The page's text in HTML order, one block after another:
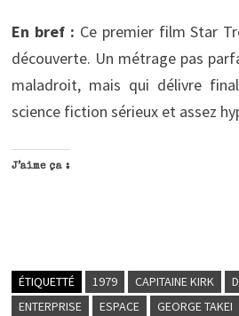
En bref : Ce premier film Star
découverte. Un métrage pas
maladroit, mais qui délivre
science fiction sérieux et assez
J’aime ça :
ÉTIQUETTÉ 1979 CAPITAINE KIRK
ENTERPRISE
ESPACE GEORGE TAKEI